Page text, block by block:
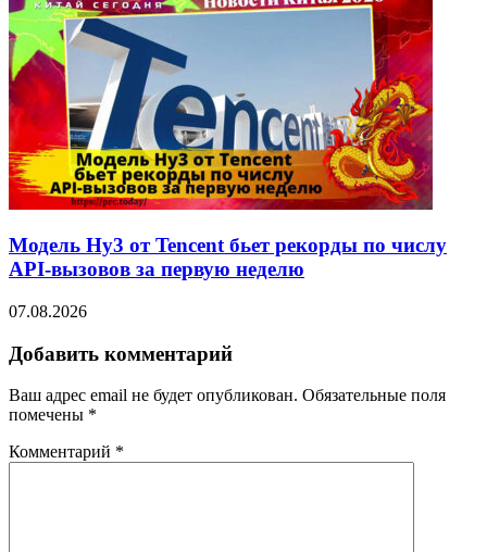
Модель Hy3 от Tencent бьет рекорды по числу
API-вызовов за первую неделю
07.08.2026
Добавить комментарий
Ваш адрес email не будет опубликован. Обязательные поля
помечены *
Комментарий *